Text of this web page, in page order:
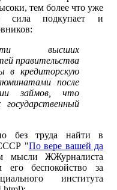
тем более что уже
сила подкупает и
высших
правительства
в кредиторскую
после
займов, что
без труда найти в
"По вере вашей да
ЖЖурналиста
его беспокойство за
института